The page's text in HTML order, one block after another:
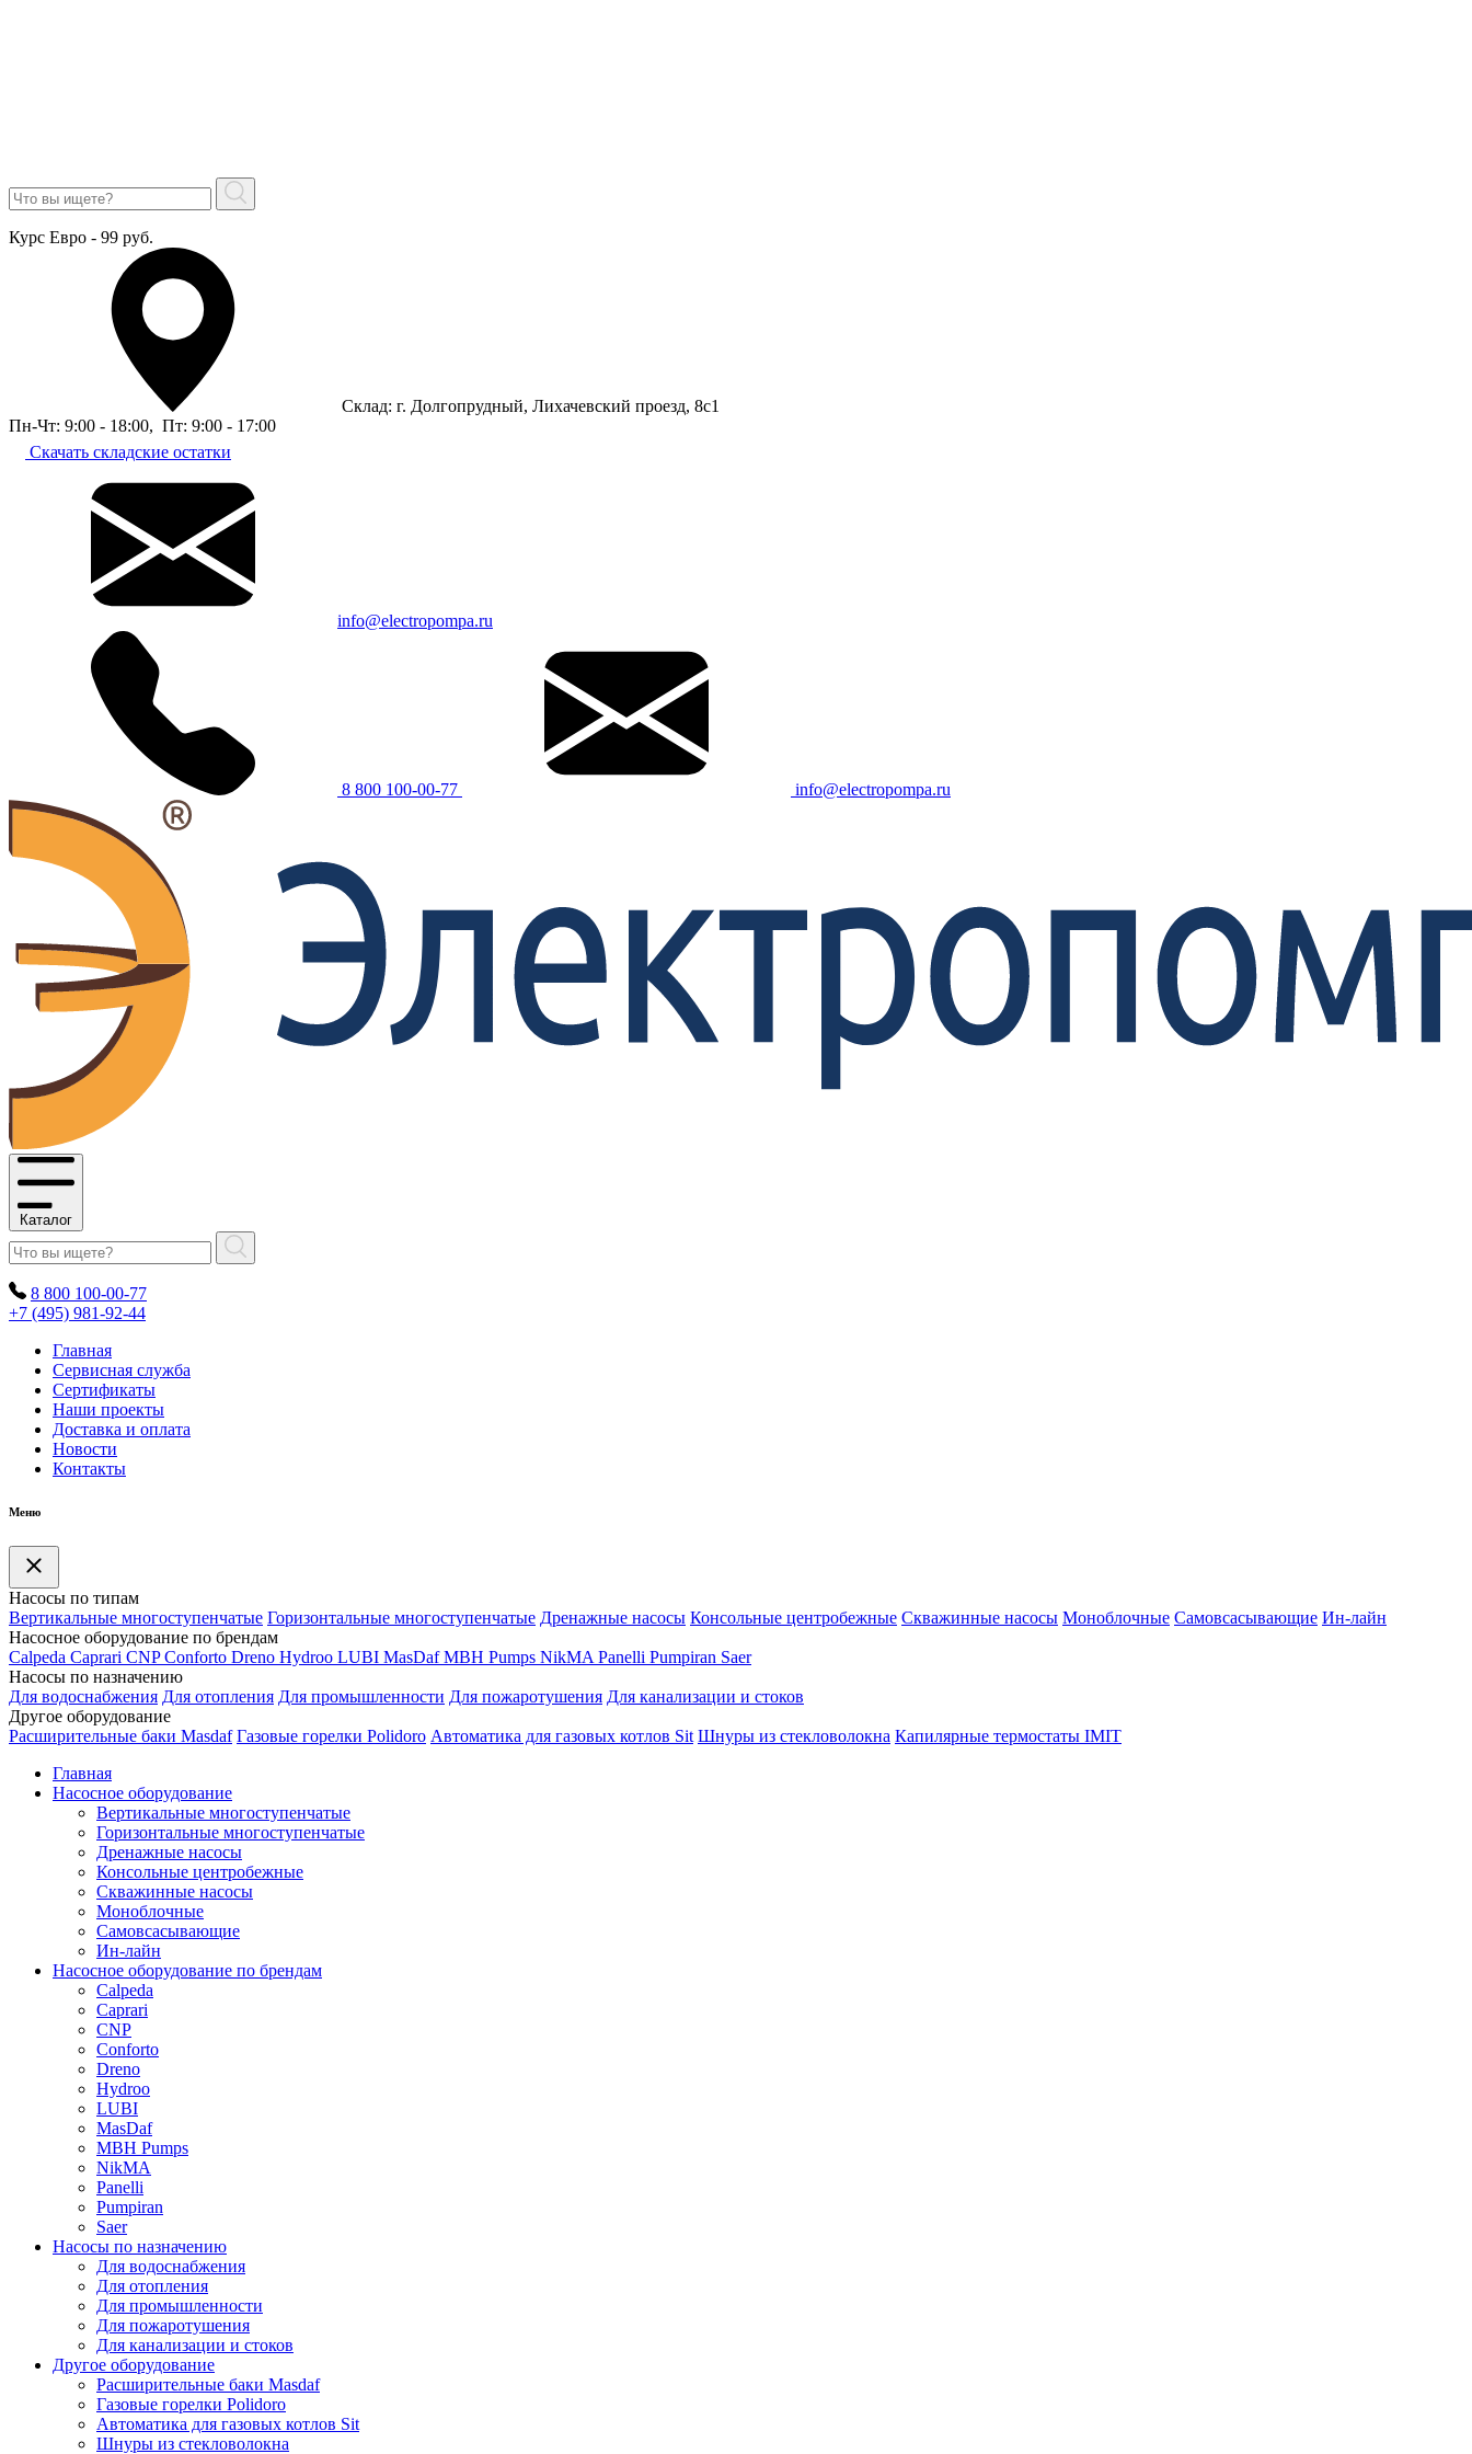
Курс Евро - 99 руб.
Склад: г. Долгопрудный, Лихачевский проезд, 8c1
Пн-Чт: 9:00 - 18:00, Пт: 9:00 - 17:00
Скачать складские остатки
info@electropompa.ru
8 800 100-00-77 info@electropompa.ru
Каталог
8 800 100-00-77
+7 (495) 981-92-44
Главная
Сервисная служба
Сертификаты
Наши проекты
Доставка и оплата
Новости
Контакты
Меню
Насосы по типам
Вертикальные многоступенчатые Горизонтальные многоступенчатые Дренажные насосы Консольные центробежные Скважинные насосы Моноблочные Самовсасывающие Ин-лайн
Насосное оборудование по брендам
Calpeda Caprari CNP Conforto Dreno Hydroo LUBI MasDaf MBH Pumps NikMA Panelli Pumpiran Saer
Насосы по назначению
Для водоснабжения Для отопления Для промышленности Для пожаротушения Для канализации и стоков
Другое оборудование
Расширительные баки Masdaf Газовые горелки Polidoro Автоматика для газовых котлов Sit Шнуры из стекловолокна Капилярные термостаты IMIT
Главная
Насосное оборудование
Вертикальные многоступенчатые
Горизонтальные многоступенчатые
Дренажные насосы
Консольные центробежные
Скважинные насосы
Моноблочные
Самовсасывающие
Ин-лайн
Насосное оборудование по брендам
Calpeda
Caprari
CNP
Conforto
Dreno
Hydroo
LUBI
MasDaf
MBH Pumps
NikMA
Panelli
Pumpiran
Saer
Насосы по назначению
Для водоснабжения
Для отопления
Для промышленности
Для пожаротушения
Для канализации и стоков
Другое оборудование
Расширительные баки Masdaf
Газовые горелки Polidoro
Автоматика для газовых котлов Sit
Шнуры из стекловолокна